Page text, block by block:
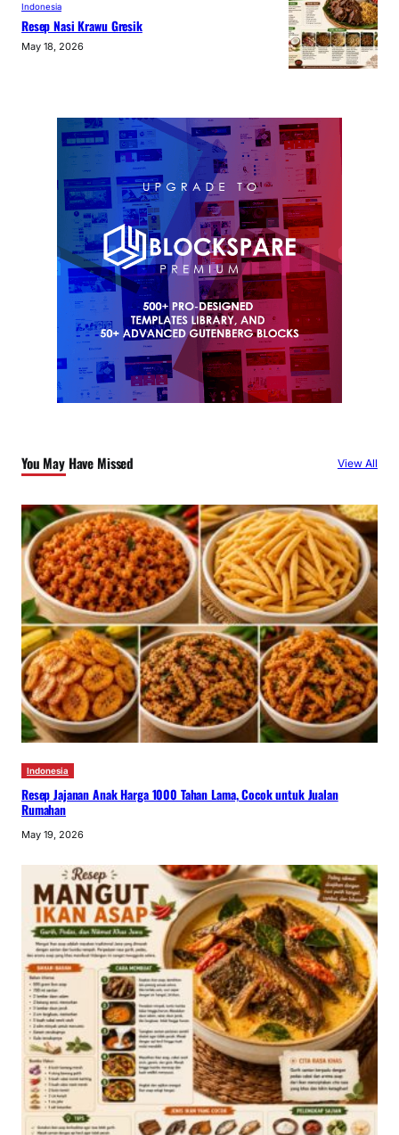
Indonesia
Resep Nasi Krawu Gresik
May 18, 2026
You May Have Missed View All
Indonesia
Resep Jajanan Anak Harga 1000 Tahan Lama, Cocok untuk Jualan
Rumahan
May 19, 2026